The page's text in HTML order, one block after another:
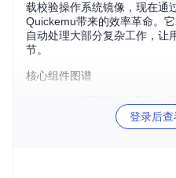
载校验操作系统镜像，现在
Quickemu带来的效率革命。
自动处理大部分复杂工作，让
节。
核心组件图谱
主程序（quickemu）：虚
登录后查